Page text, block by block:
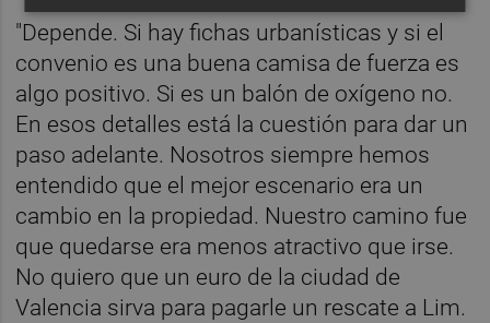
"Depende. Si hay fichas urbanísticas y si el
convenio es una buena camisa de fuerza es
algo positivo. Si es un balón de oxígeno no.
En esos detalles está la cuestión para dar un
paso adelante. Nosotros siempre hemos
entendido que el mejor escenario era un
cambio en la propiedad. Nuestro camino fue
que quedarse era menos atractivo que irse.
No quiero que un euro de la ciudad de
Valencia sirva para pagarle un rescate a Lim.